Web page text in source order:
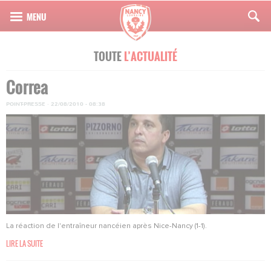
TOUTEL’ACTUALITÉ
Correa
POINT-PRESSE · 22/08/2010 - 08:38
La réaction de l'entraîneur nancéien après Nice-Nancy (1-1).
LIRE LA SUITE